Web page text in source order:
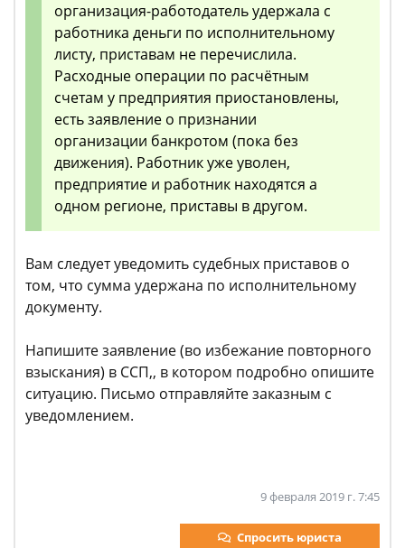
организация-работодатель удержала с
работника деньги по исполнительному
листу, приставам не перечислила.
Расходные операции по расчётным
счетам у предприятия приостановлены,
есть заявление о признании
организации банкротом (пока без
движения). Работник уже уволен,
предприятие и работник находятся а
одном регионе, приставы в другом.
Вам следует уведомить судебных приставов о
том, что сумма удержана по исполнительному
документу.
Напишите заявление (во избежание повторного
взыскания) в ССП,, в котором подробно опишите
ситуацию. Письмо отправляйте заказным с
уведомлением.
9 февраля 2019 г. 7:45
Спросить юриста